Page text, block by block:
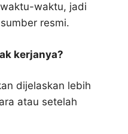
waktu, jadi
resmi.
kerjanya?
dijelaskan lebih
atau setelah